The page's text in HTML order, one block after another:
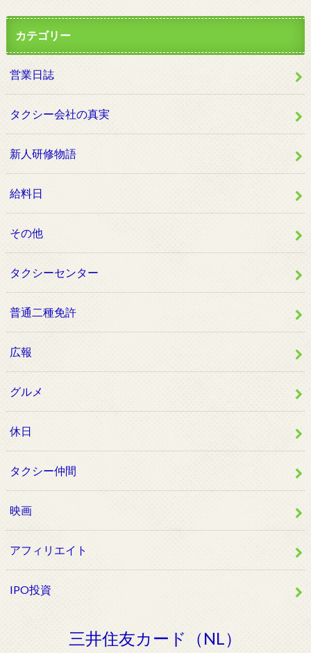
カテゴリー
営業日誌
タクシー会社の真実
新人研修物語
給料日
その他
タクシーセンター
普通二種免許
広報
グルメ
休日
タクシー仲間
映画
アフィリエイト
IPO投資
三井住友カード（NL）